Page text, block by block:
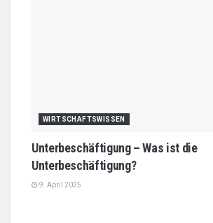
WIRTSCHAFTSWISSEN
Unterbeschäftigung – Was ist die
Unterbeschäftigung?
9. April 2025